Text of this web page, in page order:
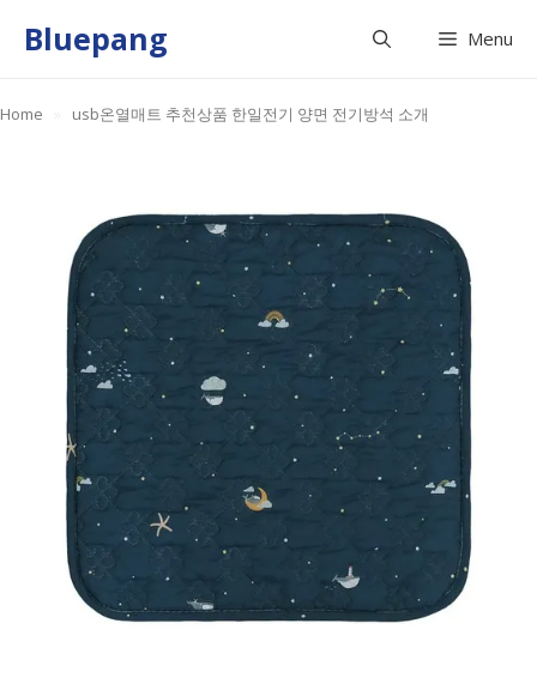
Bluepang Menu
Home usb온열매트 추천상품 한일전기 양면 전기방석 소개